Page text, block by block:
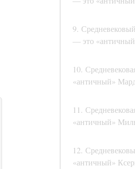
9.
— это
10.
«античный»
11.
«античный»
12.
«античный»